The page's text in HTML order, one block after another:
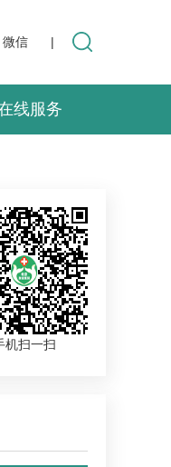
微信 |
线服务
机扫一扫